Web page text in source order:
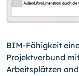
BIM-Fähigkeit
Projektverbund
Arbeitsplätzen